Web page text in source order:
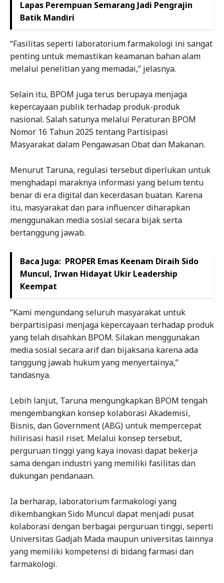
Lapas Perempuan Semarang Jadi Pengrajin
Batik Mandiri
“Fasilitas seperti laboratorium farmakologi ini sangat
penting untuk memastikan keamanan bahan alam
melalui penelitian yang memadai,” jelasnya.
Selain itu, BPOM juga terus berupaya menjaga
kepercayaan publik terhadap produk-produk
nasional. Salah satunya melalui Peraturan BPOM
Nomor 16 Tahun 2025 tentang Partisipasi
Masyarakat dalam Pengawasan Obat dan Makanan.
Menurut Taruna, regulasi tersebut diperlukan untuk
menghadapi maraknya informasi yang belum tentu
benar di era digital dan kecerdasan buatan. Karena
itu, masyarakat dan para influencer diharapkan
menggunakan media sosial secara bijak serta
bertanggung jawab.
Baca Juga: PROPER Emas Keenam Diraih Sido
Muncul, Irwan Hidayat Ukir Leadership
Keempat
“Kami mengundang seluruh masyarakat untuk
berpartisipasi menjaga kepercayaan terhadap produk
yang telah disahkan BPOM. Silakan menggunakan
media sosial secara arif dan bijaksana karena ada
tanggung jawab hukum yang menyertainya,”
tandasnya.
Lebih lanjut, Taruna mengungkapkan BPOM tengah
mengembangkan konsep kolaborasi Akademisi,
Bisnis, dan Government (ABG) untuk mempercepat
hilirisasi hasil riset. Melalui konsep tersebut,
perguruan tinggi yang kaya inovasi dapat bekerja
sama dengan industri yang memiliki fasilitas dan
dukungan pendanaan.
Ia berharap, laboratorium farmakologi yang
dikembangkan Sido Muncul dapat menjadi pusat
kolaborasi dengan berbagai perguruan tinggi, seperti
Universitas Gadjah Mada maupun universitas lainnya
yang memiliki kompetensi di bidang farmasi dan
farmakologi.